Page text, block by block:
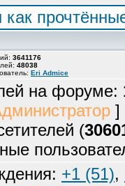
3641176
48038
Eri Admice
на форуме:
(
+1 (51),